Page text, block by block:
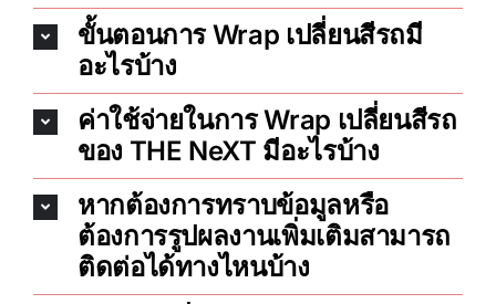
ขั้นตอนการ Wrap เปลี่ยนสีรถมี
อะไรบ้าง
ค่าใช้จ่ายในการ Wrap เปลี่ยนสีรถ
ของ THE NeXT มีอะไรบ้าง
หากต้องการทราบข้อมูลหรือ
ต้องการรูปผลงานเพิ่มเติมสามารถ
ติดต่อได้ทางไหนบ้าง